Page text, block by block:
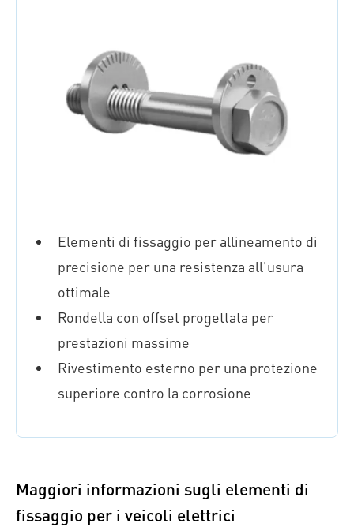
Elementi di fissaggio per allineamento di
precisione per una resistenza all'usura
ottimale
Rondella con offset progettata per
prestazioni massime
Rivestimento esterno per una protezione
superiore contro la corrosione
Maggiori informazioni sugli elementi di
fissaggio per i veicoli elettrici